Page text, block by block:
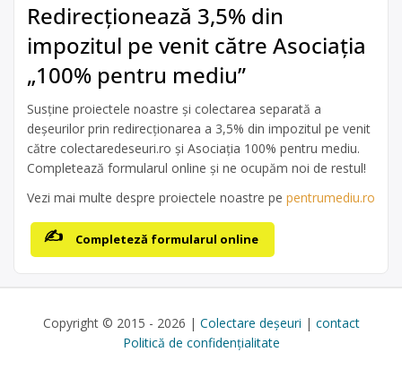
Redirecționează 3,5% din
impozitul pe venit către Asociația
„100% pentru mediu”
Susține proiectele noastre și colectarea separată a
deșeurilor prin redirecționarea a 3,5% din impozitul pe venit
către colectaredeseuri.ro și Asociația 100% pentru mediu.
Completează formularul online și ne ocupăm noi de restul!
Vezi mai multe despre proiectele noastre pe pentrumediu.ro
Completeză formularul online
Copyright © 2015 - 2026 | Colectare deșeuri | contact
Politică de confidențialitate